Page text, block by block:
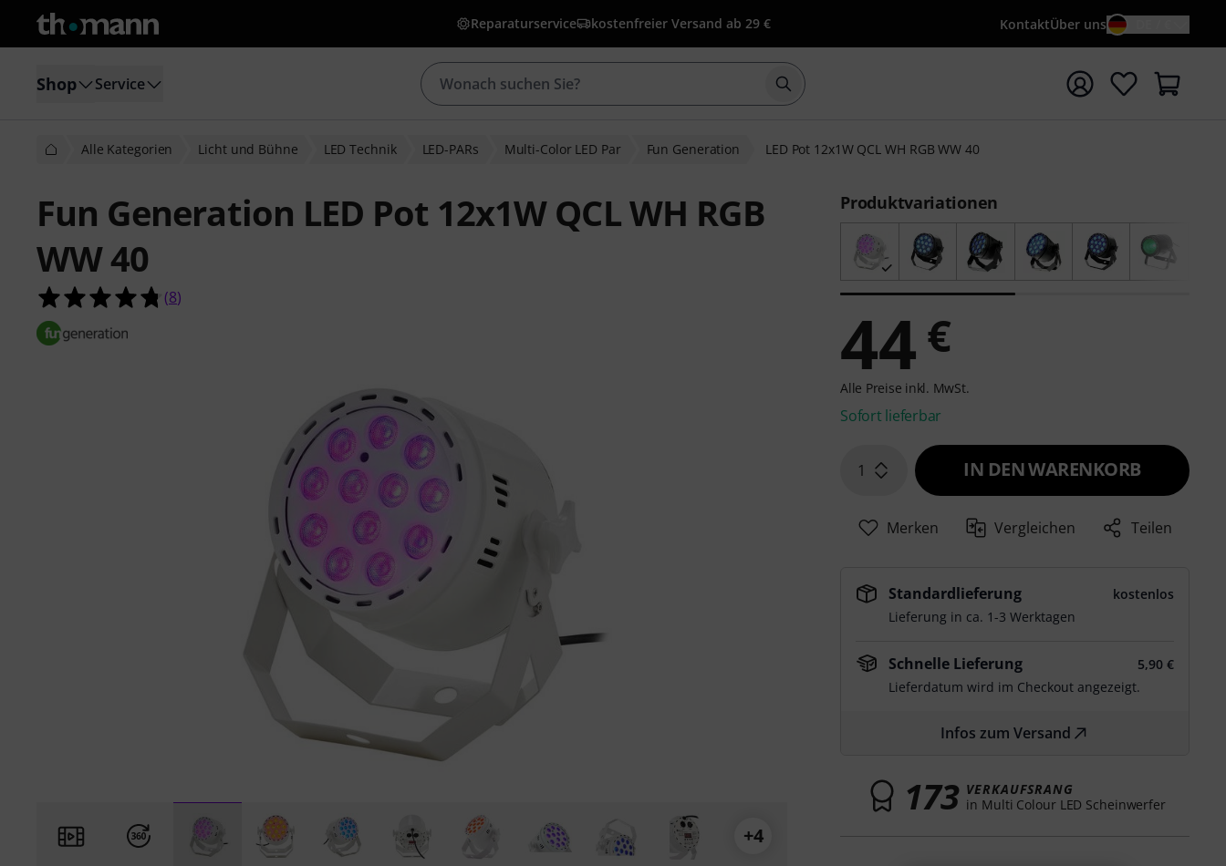
Reparaturservice kostenfreier Versand ab 29 € KontaktÜber uns
Shop Service Suche mit Suchwort {searchTerm} starten
Alle Kategorien Licht und Bühne LED Technik LED-PARs Multi-Color LED Par Fun Generation LED Pot 12x1W QCL WH RGB WW 40
Fun Generation LED Pot 12x1W QCL WH RGB
WW 40
4.8 von 5 Sternen aus 8 Kundenbewertungen
(8)
+4
Produktvariationen
44 €
Alle Preise inkl. MwSt.
Sofort lieferbar
1 IN DEN WARENKORB
Merken Vergleichen Teilen
Standardlieferung
kostenlos
Lieferung in ca. 1-3 Werktagen
Schnelle Lieferung
5,90 €
Lieferdatum wird im Checkout angezeigt.
Infos zum Versand
173 VERKAUFSRANG
in Multi Colour LED Scheinwerfer